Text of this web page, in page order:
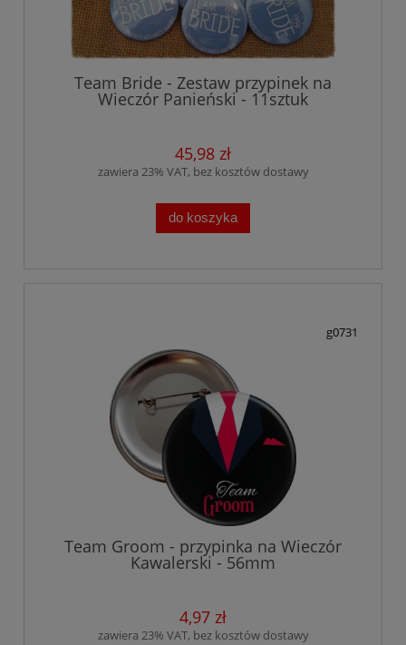
Team Bride - Zestaw przypinek na
Wieczór Panieński - 11sztuk
45,98 zł
zawiera 23% VAT, bez kosztów dostawy
do koszyka
g0731
Team Groom - przypinka na Wieczór
Kawalerski - 56mm
4,97 zł
zawiera 23% VAT, bez kosztów dostawy